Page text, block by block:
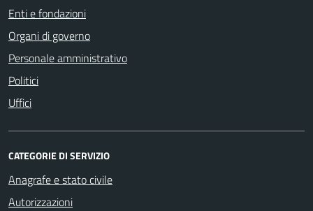
Enti e fondazioni
Organi di governo
Personale amministrativo
Politici
Uffici
CATEGORIE DI SERVIZIO
Anagrafe e stato civile
Autorizzazioni